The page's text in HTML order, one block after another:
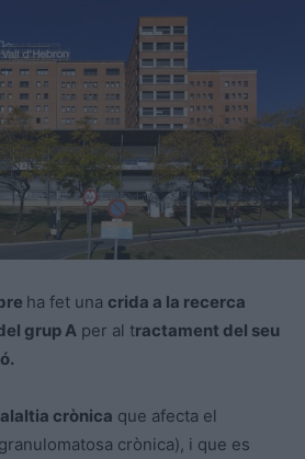
ha fet una crida a la recerca
grup A per al tractament del seu
crònica que afecta el
crònica), i que es